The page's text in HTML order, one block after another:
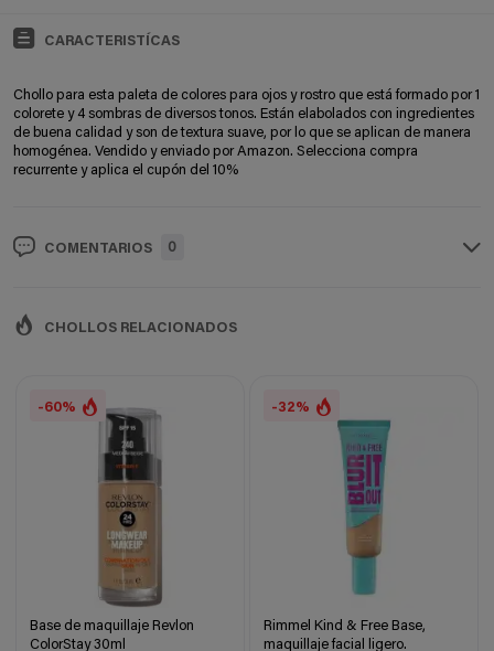
CARACTERISTÍCAS
Chollo para esta paleta de colores para ojos y rostro que está formado por 1
colorete y 4 sombras de diversos tonos. Están elabolados con ingredientes
de buena calidad y son de textura suave, por lo que se aplican de manera
homogénea. Vendido y enviado por Amazon. Selecciona compra
recurrente y aplica el cupón del 10%
COMENTARIOS 0
CHOLLOS RELACIONADOS
-60%
Base de maquillaje Revlon
ColorStay 30ml
-32%
Rimmel Kind & Free Base,
maquillaje facial ligero.